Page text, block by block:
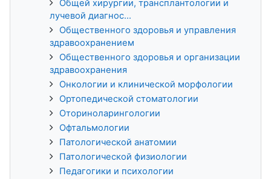
Общей хирургии, трансплантологии и
лучевой диагнос...
Общественного здоровья и управления
здравоохранением
Общественного здоровья и организации
здравоохранения
Онкологии и клинической морфологии
Ортопедической стоматологии
Оториноларингологии
Офтальмологии
Патологической анатомии
Патологической физиологии
Педагогики и психологии